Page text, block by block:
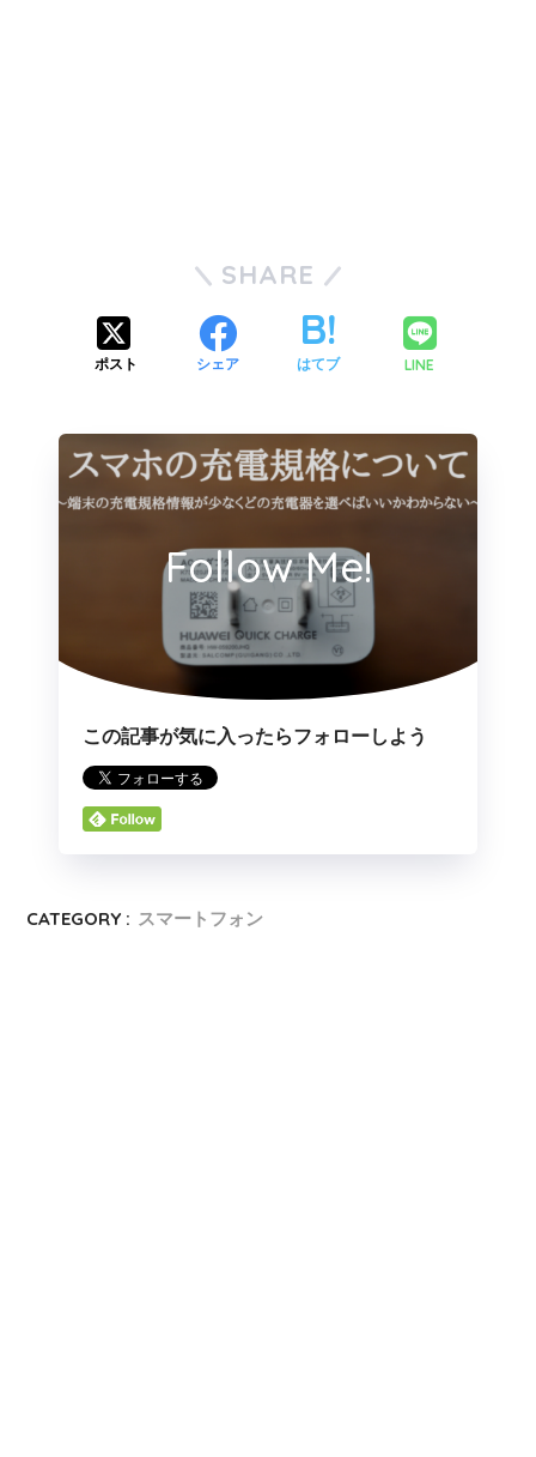
SHARE
ポスト シェア はてブ LINE
Follow Me!
この記事が気に入ったらフォローしよう
CATEGORY : スマートフォン